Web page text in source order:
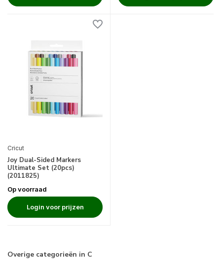
Cricut
Joy Dual-Sided Markers
Ultimate Set (20pcs)
(2011825)
Op voorraad
Login voor prijzen
Overige categorieën in C